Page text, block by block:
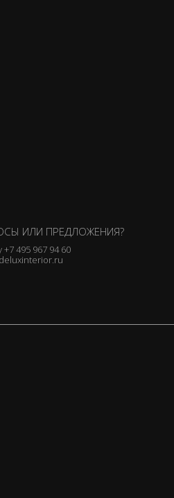
ИЛИ ПРЕДЛОЖЕНИЯ?
+7 495 967 94 60